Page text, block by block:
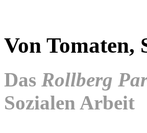
Von Tomaten,
Das Rollberg
Sozialen Arbeit